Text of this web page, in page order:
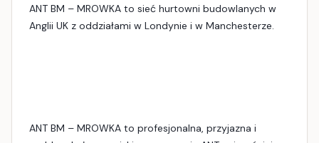
ANT BM – MROWKA to sieć hurtowni budowlanych w
Anglii UK z oddziałami w Londynie i w Manchesterze.
ANT BM – MROWKA to profesjonalna, przyjazna i